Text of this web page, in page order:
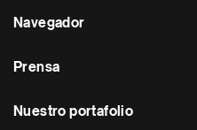
Navegador
Prensa
Nuestro portafolio